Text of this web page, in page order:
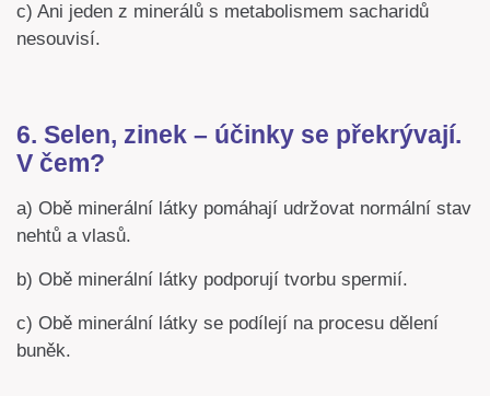
c) Ani jeden z minerálů s metabolismem sacharidů
nesouvisí.
6. Selen, zinek – účinky se překrývají.
V čem?
a) Obě minerální látky pomáhají udržovat normální stav
nehtů a vlasů.
b) Obě minerální látky podporují tvorbu spermií.
c) Obě minerální látky se podílejí na procesu dělení
buněk.